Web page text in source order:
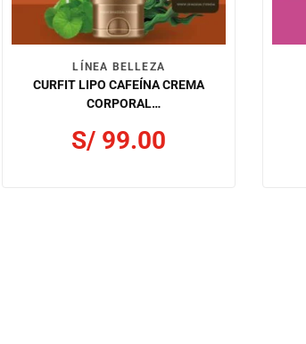
LÍNEA BELLEZA
CURFIT LIPO CAFEÍNA CREMA
CORPORAL
S/ 99.00